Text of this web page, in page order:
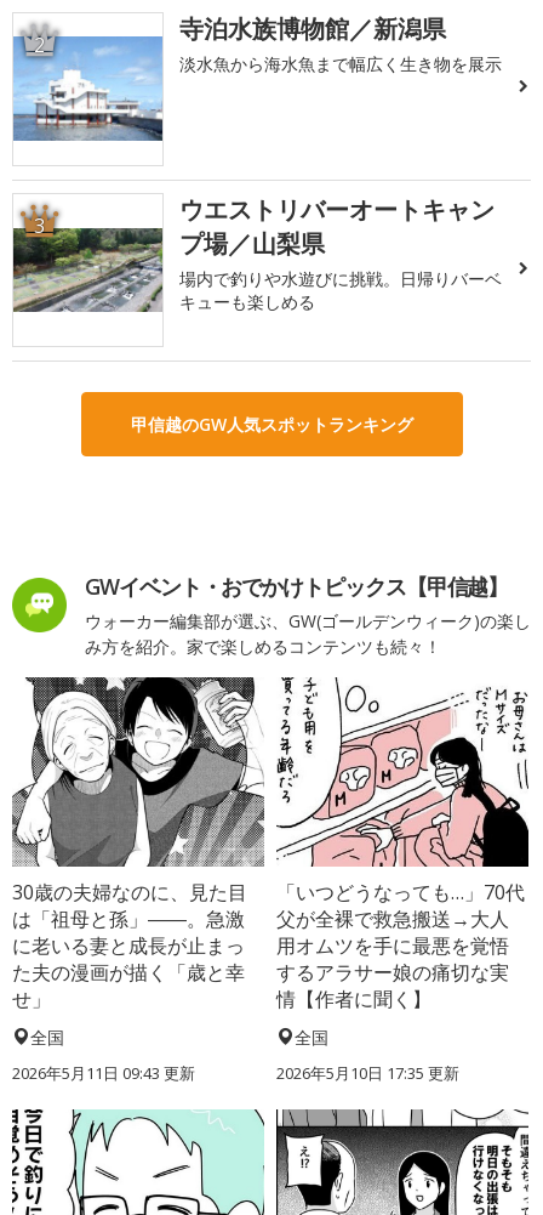
2 寺泊水族博物館／新潟県
淡水魚から海水魚まで幅広く生き物を展示
3
ウエストリバーオートキャン
プ場／山梨県
場内で釣りや水遊びに挑戦。日帰りバーベ
キューも楽しめる
甲信越のGW人気スポットランキング
GWイベント・おでかけトピックス【甲信越】
ウォーカー編集部が選ぶ、GW(ゴールデンウィーク)の楽し
み方を紹介。家で楽しめるコンテンツも続々！
30歳の夫婦なのに、見た目
は「祖母と孫」――。急激
に老いる妻と成長が止まっ
た夫の漫画が描く「歳と幸
せ」
全国
2026年5月11日 09:43 更新
「いつどうなっても…」70代
父が全裸で救急搬送→大人
用オムツを手に最悪を覚悟
するアラサー娘の痛切な実
情【作者に聞く】
全国
2026年5月10日 17:35 更新